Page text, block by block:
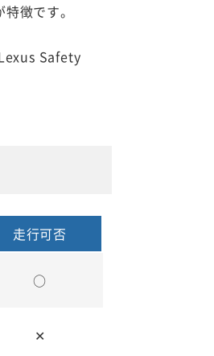
徴です。
Safety
走行可否
○
✕